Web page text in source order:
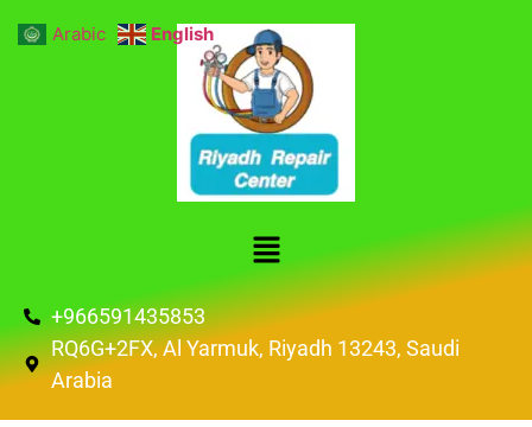
+966591435853
RQ6G+2FX, Al Yarmuk, Riyadh 13243, Saudi
Arabia
Arabic English